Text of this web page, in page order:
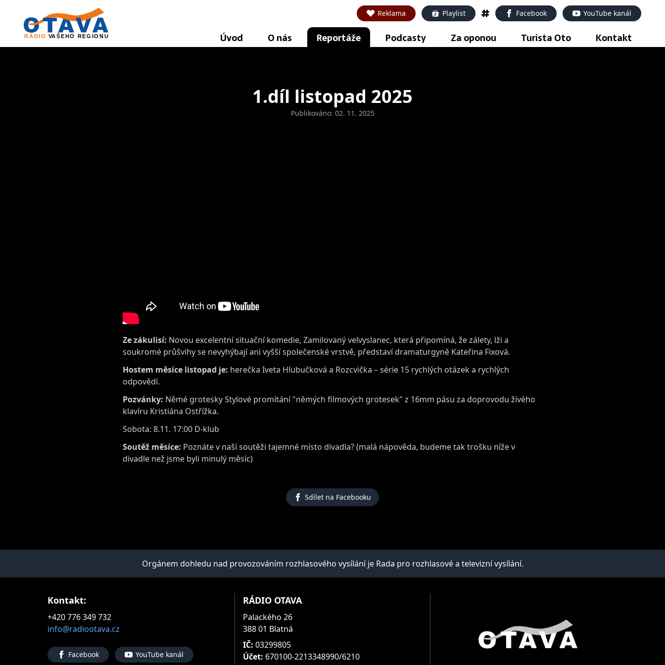
Reklama Playlist Facebook YouTube kanál
Úvod O nás Reportáže Podcasty Za oponou Turista Oto Kontakt
1.díl listopad 2025
Publikováno: 02. 11. 2025
Ze zákulisí: Novou excelentní situační komedie, Zamilovaný velvyslanec, která připomíná, že zálety, lži a
soukromé průšvihy se nevyhýbají ani vyšší společenské vrstvě, představí dramaturgyně Kateřina Fixová.
Hostem měsíce listopad je: herečka Iveta Hlubučková a Rozcvička – série 15 rychlých otázek a rychlých
odpovědí.
Pozvánky: Němé grotesky Stylové promítání "němých filmových grotesek" z 16mm pásu za doprovodu živého
klavíru Kristiána Ostřížka.
Sobota: 8.11. 17:00 D-klub
Soutěž měsíce: Poznáte v naší soutěži tajemné místo divadla? (malá nápověda, budeme tak trošku níže v
divadle než jsme byli minulý měsíc)
Sdílet na Facebooku
Orgánem dohledu nad provozováním rozhlasového vysílání je Rada pro rozhlasové a televizní vysílání.
Kontakt:
+420 776 349 732
info@radiootava.cz
Facebook YouTube kanál
RÁDIO OTAVA
Palackého 26
388 01 Blatná
IČ: 03299805
Účet: 670100-2213348990/6210